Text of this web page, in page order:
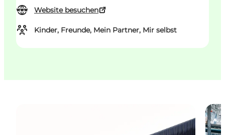
Website besuchen
Kinder, Freunde, Mein Partner, Mir selbst